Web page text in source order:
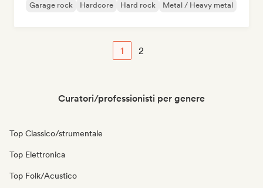
Garage rock
Hardcore Hard rock Metal / Heavy metal
1 2
Curatori/professionisti per genere
Top Classico/strumentale
Top Elettronica
Top Folk/Acustico